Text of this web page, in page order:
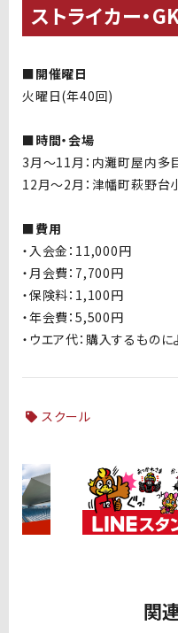
ストライカー・
■開催曜日
火曜日(年40回)
■時間・会場
3月～11月：内灘町屋内
12月～2月：津幡町萩野
■費用
・入会金：11,000円
・月会費：7,700円
・保険料：1,100円
・年会費：5,500円
・ウエア代：購入するものに
スクール
関